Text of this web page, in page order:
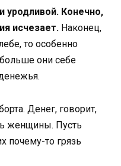
уродливой. Конечно,
исчезает. Наконец,
то особенно
они себе
Денег, говорит,
женщины. Пусть
почему-то грязь